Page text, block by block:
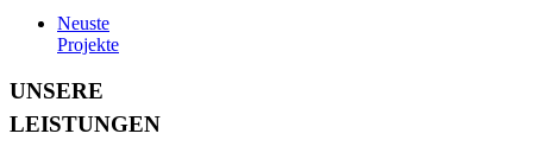
Neuste
Projekte
UNSERE
LEISTUNGEN